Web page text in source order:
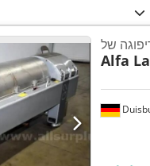
Alfa